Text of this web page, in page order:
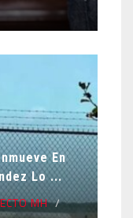
En
Lo ...
MH